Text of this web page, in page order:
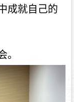
成就自己的
。